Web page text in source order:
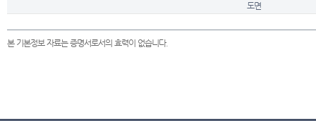
도면
본 기본정보 자료는 증명서로서의 효력이 없습니다.